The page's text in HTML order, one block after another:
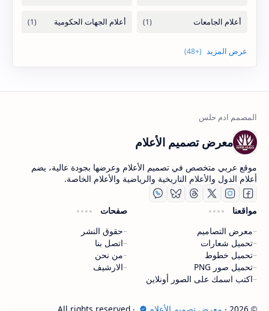
معرض تصميم الأعلام
موقع عربي متخصص في تصميم الأعلام وعرضها بجودة عالية، يضم
أعلام الدول والأعلام التاريخية والرياضية والأعلام الخاصة.
مواقعنا
معرض التصاميم
تحميل شعارات
تحميل خطوط
تحميل صور PNG
اكتب اسمك على الصور أونلاين
صفحات
حقوق النشر
اتصل بنا
من نحن
الارشيف